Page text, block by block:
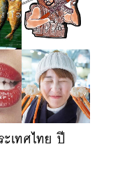
ะเทศไทย ปี